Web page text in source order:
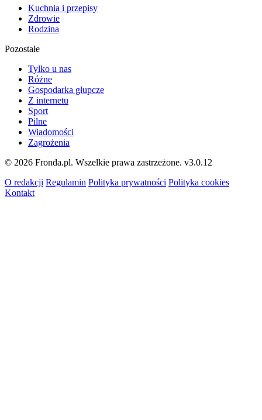
Kuchnia i przepisy
Zdrowie
Rodzina
Pozostałe
Tylko u nas
Różne
Gospodarka głupcze
Z internetu
Sport
Pilne
Wiadomości
Zagrożenia
© 2026 Fronda.pl. Wszelkie prawa zastrzeżone. v3.0.12
O redakcji Regulamin Polityka prywatności Polityka cookies
Kontakt